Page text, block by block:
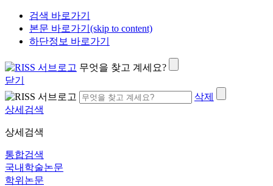
검색 바로가기
본문 바로가기(skip to content)
하단정보 바로가기
무엇을 찾고 계세요?
닫기
삭제
상세검색
상세검색
통합검색
국내학술논문
학위논문